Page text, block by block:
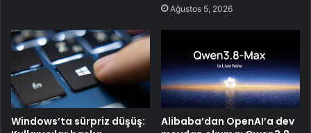
Ağustos 5, 2026
Windows’ta sürpriz düşüş:
Alibaba’dan OpenAI’a dev